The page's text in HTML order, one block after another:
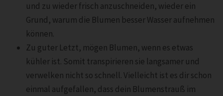
und zu wieder frisch anzuschneiden, wieder ein
Grund, warum die Blumen besser Wasser aufnehmen
können.
Zu guter Letzt, mögen Blumen, wenn es etwas
kühler ist. Somit transpirieren sie langsamer und
verwelken nicht so schnell. Vielleicht ist es dir schon
einmal aufgefallen, dass dein Blumenstrauß im